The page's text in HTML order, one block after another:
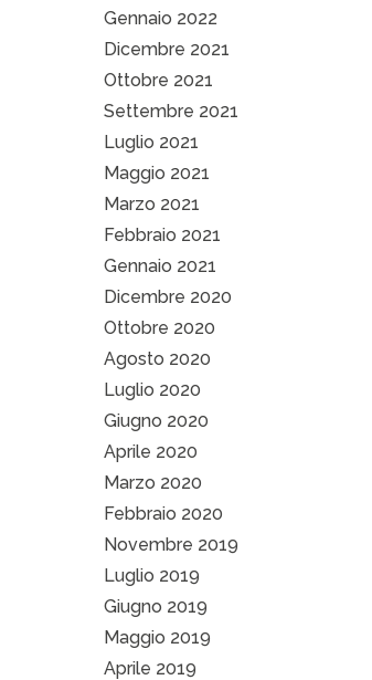
Gennaio 2022
Dicembre 2021
Ottobre 2021
Settembre 2021
Luglio 2021
Maggio 2021
Marzo 2021
Febbraio 2021
Gennaio 2021
Dicembre 2020
Ottobre 2020
Agosto 2020
Luglio 2020
Giugno 2020
Aprile 2020
Marzo 2020
Febbraio 2020
Novembre 2019
Luglio 2019
Giugno 2019
Maggio 2019
Aprile 2019